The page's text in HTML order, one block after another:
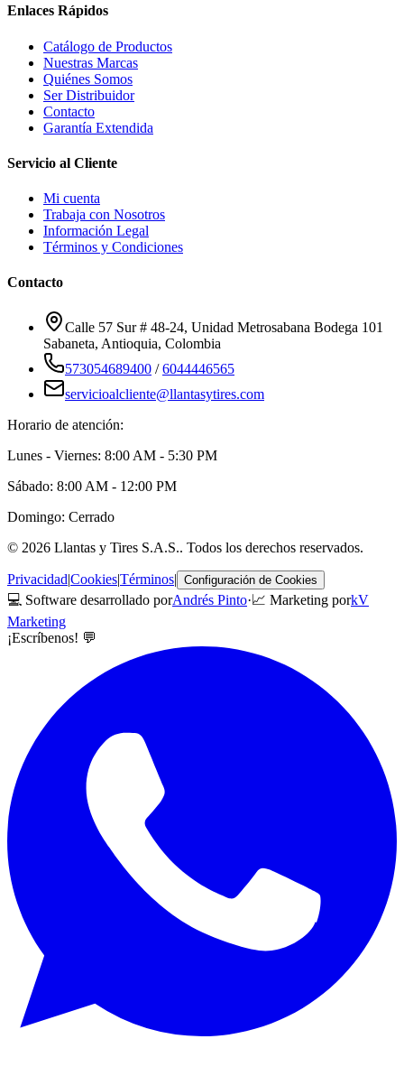
Enlaces Rápidos
Catálogo de Productos
Nuestras Marcas
Quiénes Somos
Ser Distribuidor
Contacto
Garantía Extendida
Servicio al Cliente
Mi cuenta
Trabaja con Nosotros
Información Legal
Términos y Condiciones
Contacto
Calle 57 Sur # 48-24, Unidad Metrosabana Bodega 101
Sabaneta, Antioquia, Colombia
573054689400 /6044446565
servicioalcliente@llantasytires.com
Horario de atención:
Lunes - Viernes: 8:00 AM - 5:30 PM
Sábado: 8:00 AM - 12:00 PM
Domingo: Cerrado
© 2026 Llantas y Tires S.A.S.. Todos los derechos reservados.
Privacidad|Cookies|Términos| Configuración de Cookies
💻 Software desarrollado porAndrés Pinto·📈 Marketing porkV
Marketing
¡Escríbenos! 💬